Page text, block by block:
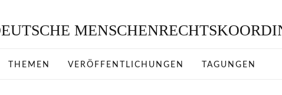
THEMEN VERÖFFENTLICHUNGEN TAGUNGEN